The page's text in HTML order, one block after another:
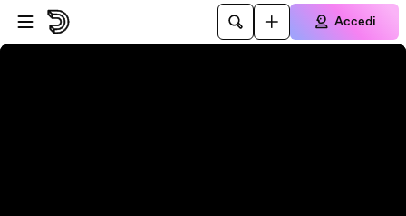
Vai al lettore
Passa al contenuto principale
Accedi